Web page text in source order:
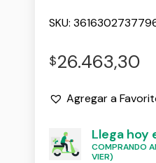
SKU:
$26.463,30
Agregar a
Llega hoy
COMPRANDO
VIER)